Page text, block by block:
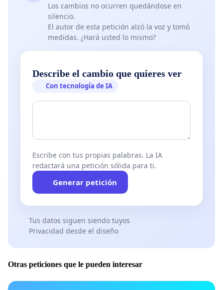
Los cambios no ocurren quedándose en
silencio.
El autor de esta petición alzó la voz y tomó
medidas. ¿Hará usted lo mismo?
Describe el cambio que quieres ver
Con tecnología de IA
Escribe con tus propias palabras. La IA
redactará una petición sólida para ti.
Generar petición
Tus datos siguen siendo tuyos
Privacidad desde el diseño
Otras peticiones que le pueden interesar